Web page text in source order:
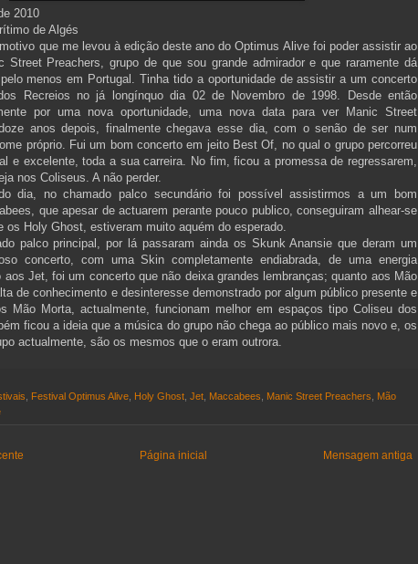
2010
de Algés
que me levou à edição deste ano do Optimus Alive foi poder assistir ao
Street Preachers, grupo de que sou grande admirador e que raramente dá
menos em Portugal. Tinha tido a oportunidade de assistir a um concerto
Recreios no já longínquo dia 02 de Novembro de 1998. Desde então
por uma nova oportunidade, uma nova data para ver Manic Street
anos depois, finalmente chegava esse dia, com o senão de ser num
próprio. Fui um bom concerto em jeito Best Of, no qual o grupo percorreu
e excelente, toda a sua carreira. No fim, ficou a promessa de regressarem,
nos Coliseus. A não perder.
dia, no chamado palco secundário foi possível assistirmos a um bom
que apesar de actuarem perante pouco publico, conseguiram alhear-se
os Holy Ghost, estiveram muito aquém do esperado.
palco principal, por lá passaram ainda os Skunk Anansie que deram um
concerto, com uma Skin completamente endiabrada, de uma energia
aos Jet, foi um concerto que não deixa grandes lembranças; quanto aos Mão
de conhecimento e desinteresse demonstrado por algum público presente e
Mão Morta, actualmente, funcionam melhor em espaços tipo Coliseu dos
ficou a ideia que a música do grupo não chega ao público mais novo e, os
actualmente, são os mesmos que o eram outrora.
Festival Optimus Alive Holy Ghost Jet Maccabees Manic Street Preachers
Mão
Mensagem antiga
Página inicial